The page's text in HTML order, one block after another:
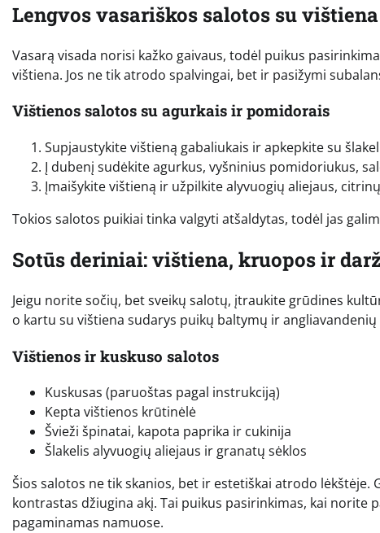
Lengvos vasariškos salotos su vištiena
Vasarą visada norisi kažko gaivaus, todėl puikus
vištiena. Jos ne tik atrodo spalvingai, bet ir pasižymi
Vištienos salotos su agurkais ir pomidorais
Supjaustykite vištieną gabaliukais ir apkepkite su
Į dubenį sudėkite agurkus, vyšninius pomidoriukus,
Įmaišykite vištieną ir užpilkite alyvuogių aliejaus,
Tokios salotos puikiai tinka valgyti atšaldytas, todėl jas
Sotūs deriniai: vištiena, kruopos ir
Jeigu norite sočių, bet sveikų salotų, įtraukite grūdines
o kartu su vištiena sudarys puikų baltymų ir angliavandenių
Vištienos ir kuskuso salotos
Kuskusas (paruoštas pagal instrukciją)
Kepta vištienos krūtinėlė
Švieži špinatai, kapota paprika ir cukinija
Šlakelis alyvuogių aliejaus ir granatų sėklos
Šios salotos ne tik skanios, bet ir estetiškai atrodo
kontrastas džiugina akį. Tai puikus pasirinkimas, kai
pagaminamas namuose.